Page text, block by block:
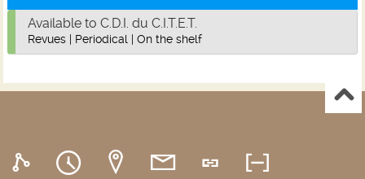
Available to C.D.I. du C.I.T.E.T.
Revues | Periodical | On the shelf